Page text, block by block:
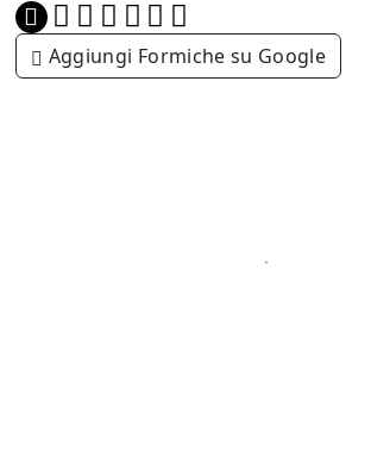
Aggiungi Formiche su Google